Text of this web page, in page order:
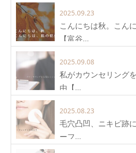
2025.09.23
こんにちは秋。こん
【富谷…
2025.09.08
私がカウンセリング
由【…
2025.08.23
毛穴凸凹、ニキビ跡
ーフ…